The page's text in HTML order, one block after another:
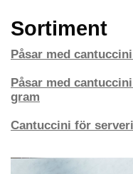
Sortiment
Påsar med
Påsar med
gram
Cantuccini för